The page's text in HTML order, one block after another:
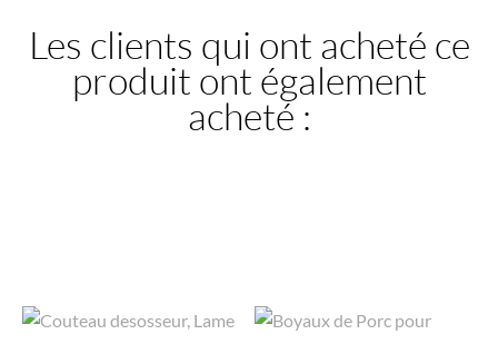
Les clients qui ont acheté ce
produit ont également
acheté :